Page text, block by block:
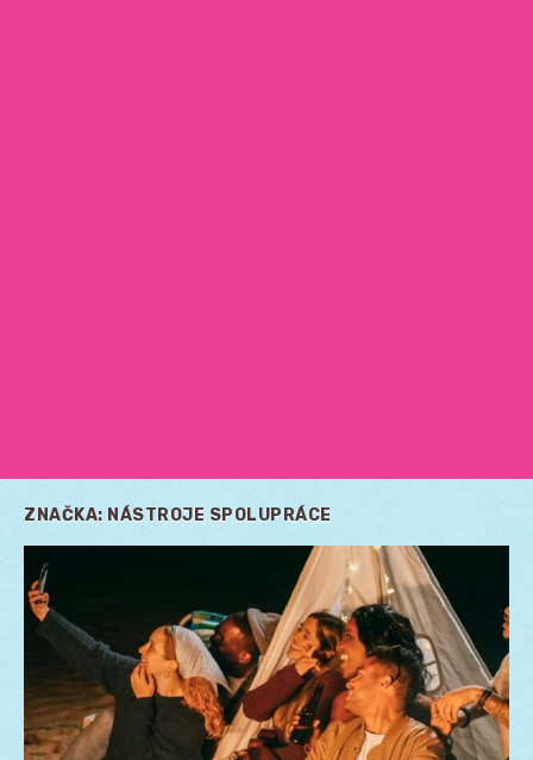
ZNAČKA: NÁSTROJE SPOLUPRÁCE